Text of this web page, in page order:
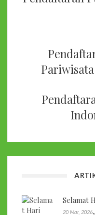
Selamat
20 Mar, 2026,